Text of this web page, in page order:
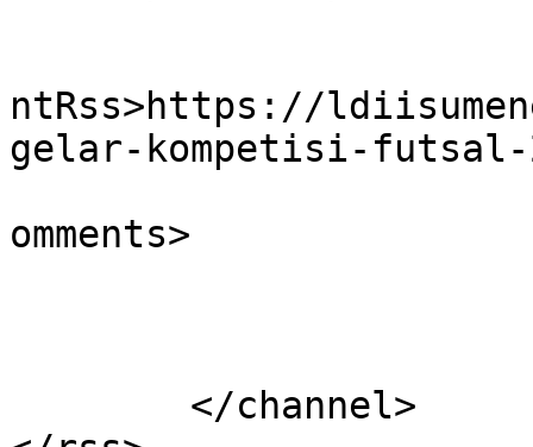
ntRss>https://
gelar-kompetisi-futsal-
omments>